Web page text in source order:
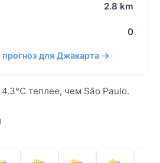
2.8 km
0
для Джакарта →
теплее, чем São Paulo.